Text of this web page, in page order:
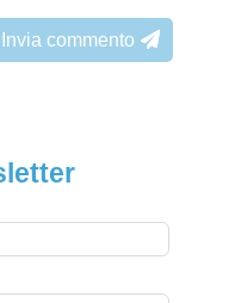
Invia commento